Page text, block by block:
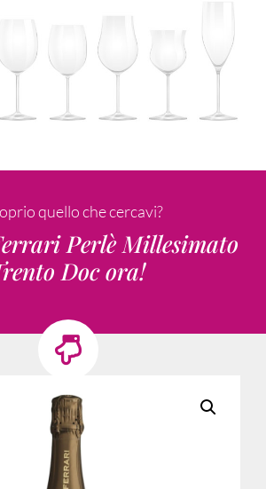
quello che cercavi?
Perlè Millesimato
Doc ora!